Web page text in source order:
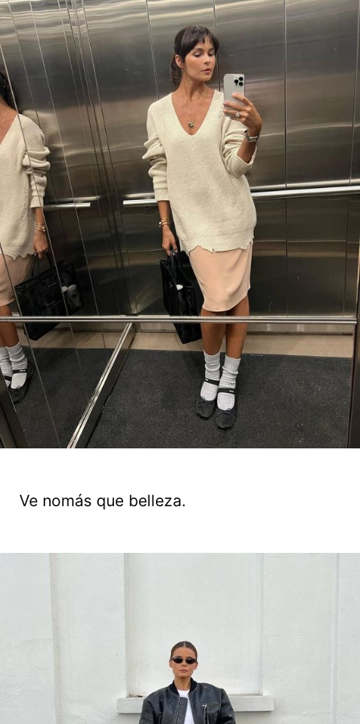
Ve nomás que belleza.